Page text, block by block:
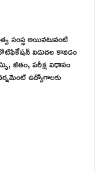
సంస్థ అయినటువంటి
విడుదల కావడం
జీతం, పరీక్ష విధానం
ఉద్యోగాలకు